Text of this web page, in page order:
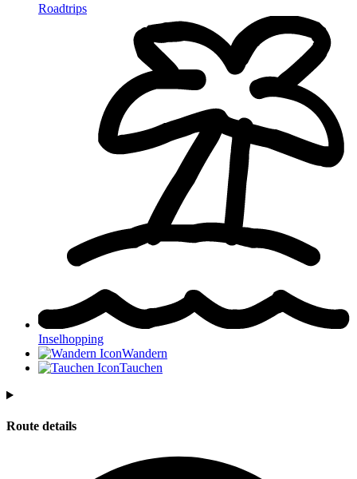
Roadtrips
Inselhopping
Wandern
Tauchen
Route details